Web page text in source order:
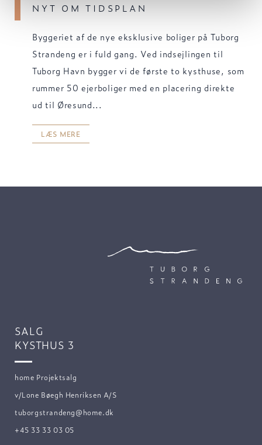
NYT OM TIDSPLAN
Byggeriet af de nye eksklusive boliger på Tuborg
Strandeng er i fuld gang. Ved indsejlingen til
Tuborg Havn bygger vi de første to kysthuse, som
rummer 50 ejerboliger med en placering direkte
ud til Øresund...
LÆS MERE
SALG
KYSTHUS 3
home Projektsalg
v/Lone Bøegh Henriksen A/S
tuborgstrandeng@home.dk
+45 33 33 03 05